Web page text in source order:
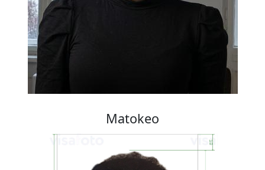
Matokeo